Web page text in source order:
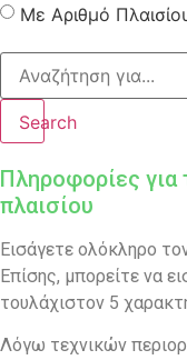
Με Αριθμό
Search
Πληροφορίες για
πλαισίου
Εισάγετε ολόκληρο
Επίσης, μπορείτε να
τουλάχιστον 5
Λόγω τεχνικών